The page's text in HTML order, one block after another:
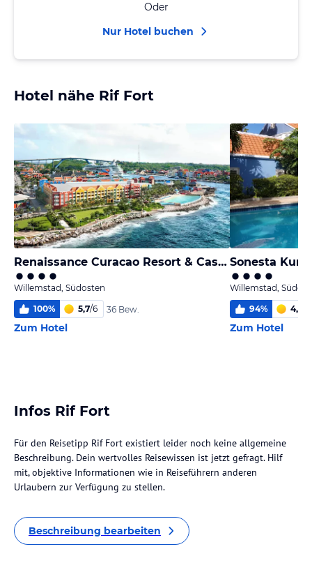
Oder
Nur Hotel buchen
Hotel nähe Rif Fort
Renaissance Curacao Resort & Casino
Willemstad, Südosten
100% 5,7/6 36 Bew.
Zum Hotel
Willemstad,
94% 4,8
Zum Hotel
Infos Rif Fort
Für den Reisetipp Rif Fort existiert leider noch keine allgemeine
Beschreibung. Dein wertvolles Reisewissen ist jetzt gefragt. Hilf
mit, objektive Informationen wie in Reiseführern anderen
Urlaubern zur Verfügung zu stellen.
Beschreibung bearbeiten